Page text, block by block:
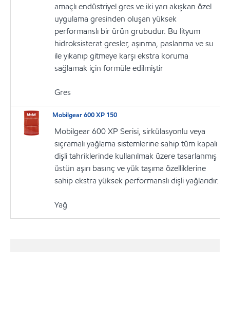
amaçlı endüstriyel gres ve iki yarı akışkan özel
uygulama gresinden oluşan yüksek
performanslı bir ürün grubudur. Bu lityum
hidroksisterat gresler, aşınma, paslanma ve su
ile yıkanıp gitmeye karşı ekstra koruma
sağlamak için formüle edilmiştir
Gres
Mobilgear 600 XP 150
Mobilgear 600 XP Serisi, sirkülasyonlu veya
sıçramalı yağlama sistemlerine sahip tüm kapalı
dişli tahriklerinde kullanılmak üzere tasarlanmış
üstün aşırı basınç ve yük taşıma özelliklerine
sahip ekstra yüksek performanslı dişli yağlarıdır.
Yağ